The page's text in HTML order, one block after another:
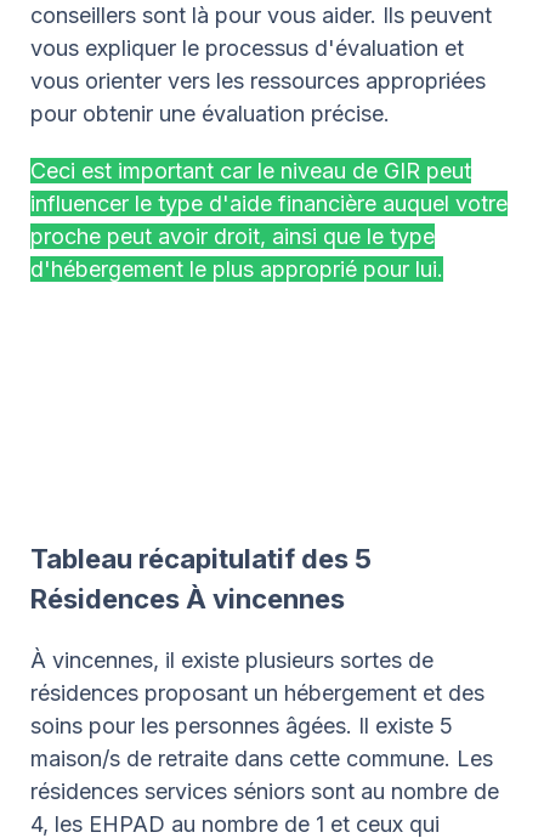
conseillers sont là pour vous aider. Ils peuvent
vous expliquer le processus d'évaluation et
vous orienter vers les ressources appropriées
pour obtenir une évaluation précise.
Ceci est important car le niveau de GIR peut
influencer le type d'aide financière auquel votre
proche peut avoir droit, ainsi que le type
d'hébergement le plus approprié pour lui.
Tableau récapitulatif des 5
Résidences À vincennes
À vincennes, il existe plusieurs sortes de
résidences proposant un hébergement et des
soins pour les personnes âgées. Il existe 5
maison/s de retraite dans cette commune. Les
résidences services séniors sont au nombre de
4, les EHPAD au nombre de 1 et ceux qui